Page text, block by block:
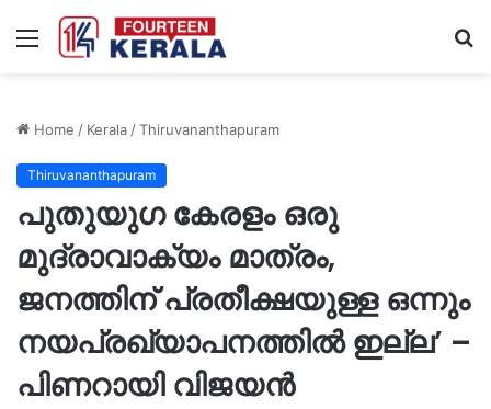
Menu
Home / Kerala/Thiruvananthapuram
Thiruvananthapuram
പുതുയുഗ കേരളം ഒരു
മുദ്രാവാക്യം മാത്രം,
ജനത്തിന് പ്രതീക്ഷയുള്ള ഒന്നും
നയപ്രഖ്യാപനത്തിൽ ഇല്ല’ –
പിണറായി വിജയൻ